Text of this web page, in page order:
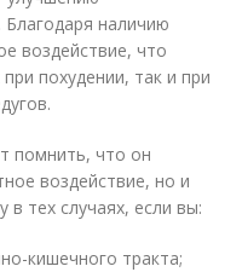
Благодаря наличию
воздействие, что
похудении, так и при
помнить, что он
воздействие, но и
тех случаях, если вы:
кишечного тракта;